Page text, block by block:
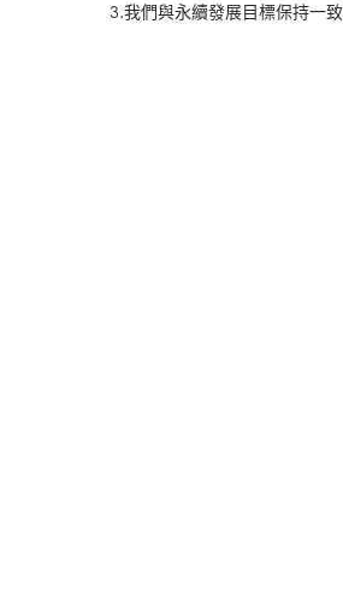
3.我們與永續發展目標保持一致